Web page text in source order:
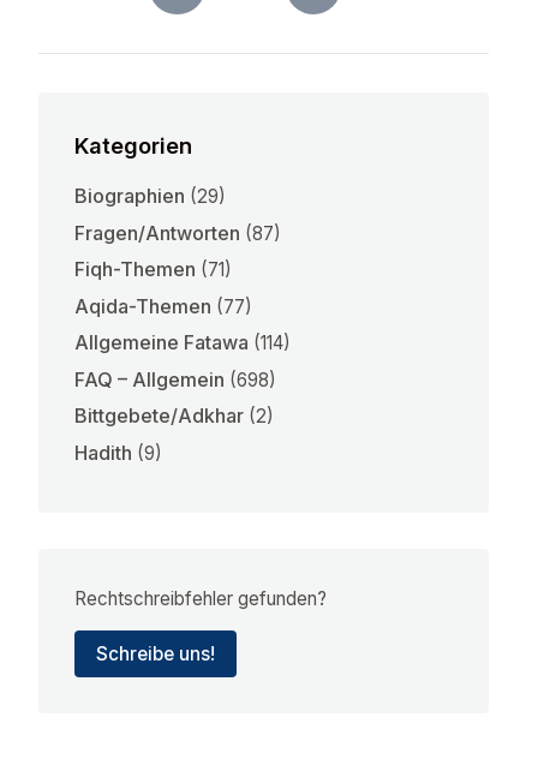
Kategorien
Biographien (29)
Fragen/Antworten (87)
Fiqh-Themen (71)
Aqida-Themen (77)
Allgemeine Fatawa (114)
FAQ – Allgemein (698)
Bittgebete/Adkhar (2)
Hadith (9)
Rechtschreibfehler gefunden?
Schreibe uns!